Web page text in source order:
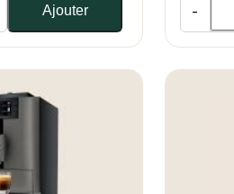
Ajouter -